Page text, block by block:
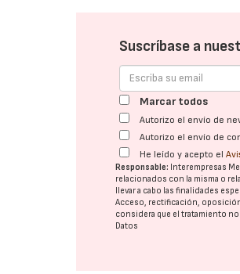
Suscríbase a
Marcar todos
Autorizo el envío de
Autorizo el envío de
He leído y acepto el
Responsable: Interempresas
relacionados con la misma o
llevar a cabo las finalidades
Acceso, rectificación,
considera que el tratamiento
Datos